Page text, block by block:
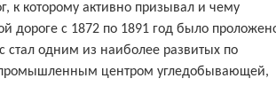
к которому активно призывал и чему
дороге с 1872 по 1891 год было
стал одним из наиболее развитых по
центром угледобывающей,